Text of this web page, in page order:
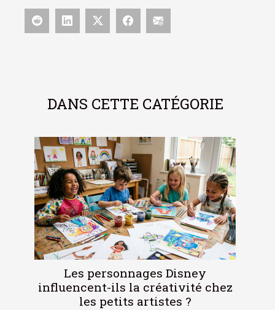
DANS CETTE CATÉGORIE
Les personnages Disney
influencent-ils la créativité chez
les petits artistes ?